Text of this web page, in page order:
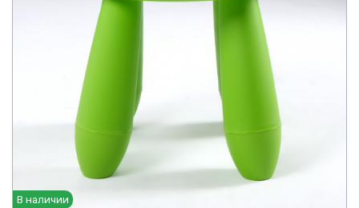
В наличии